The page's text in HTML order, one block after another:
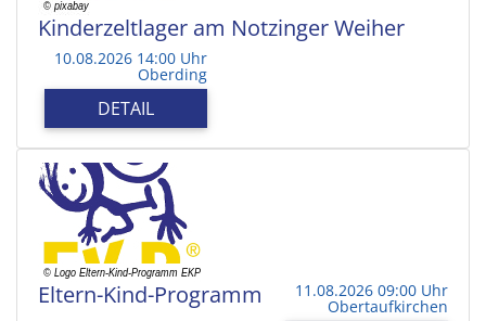
Kinderzeltlager am Notzinger Weiher
10.08.2026 14:00 Uhr
Oberding
DETAIL
Eltern-Kind-Programm 11.08.2026 09:00 Uhr
Obertaufkirchen